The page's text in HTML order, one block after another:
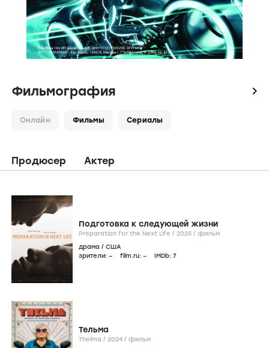
Фильмография icon
Онлайн Фильмы Сериалы
Продюсер Актер
Подготовка к следующей жизни
Preparation for the Next Life / 2025 / фильм
драма / США
зрители: – film.ru: – IMDb: 7
Тельма
Thelma / 2024 / фильм